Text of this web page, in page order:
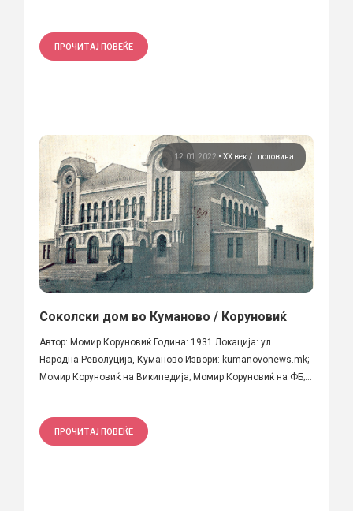
ПРОЧИТАЈ ПОВЕЌЕ
12.01.2022 • ХХ век / I половина
Соколски дом во Куманово / Коруновиќ
Автор: Момир Коруновиќ Година: 1931 Локација: ул.
Народна Револуција, Куманово Извори: kumanovonews.mk;
Момир Коруновиќ на Википедија; Момир Коруновиќ на ФБ;...
ПРОЧИТАЈ ПОВЕЌЕ